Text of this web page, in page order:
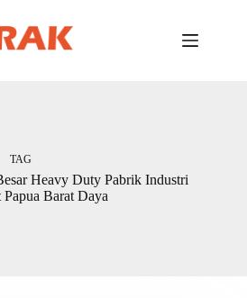
TAG
Heavy Duty Pabrik Industri
Barat Daya